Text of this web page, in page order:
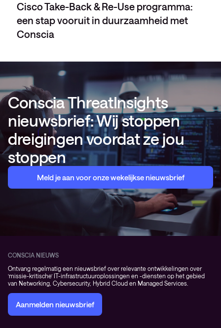
Cisco Take-Back & Re-Use programma:
een stap vooruit in duurzaamheid met
Conscia
Conscia ThreatInsights
nieuwsbrief: Wij stoppen
dreigingen voordat ze jou
stoppen
Meld je aan voor onze wekelijkse nieuwsbrief
CONSCIA NIEUWS
Ontvang regelmatig een nieuwsbrief over relevante ontwikkelingen over
‘missie-kritische’ IT-infrastructuuroplossingen en -diensten op het gebied
van Networking, Cybersecurity, Hybrid Cloud en Managed Services.
Aanmelden nieuwsbrief